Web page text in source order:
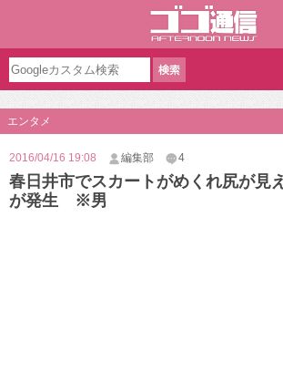
エンタメ
2016/04/16 19:08 編集部 4
春日井市でスカートがめくれ尻が見
が発生 ※男